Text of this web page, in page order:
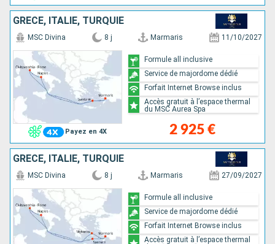
GRÈCE, ITALIE, TURQUIE
Payez en 4X
MSC Divina 8 j Marmaris 11/10/2027
2 925 €
Formule all inclusive
Service de majordome dédié
Forfait Internet Browse inclus
Accès gratuit à l’espace thermal
du MSC Aurea Spa
GRÈCE, ITALIE, TURQUIE
MSC Divina 8 j Marmaris 27/09/2027
Formule all inclusive
Service de majordome dédié
Forfait Internet Browse inclus
Accès gratuit à l’espace thermal